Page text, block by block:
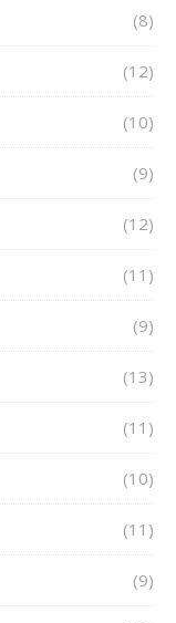
(8)
(12)
(10)
(9)
(12)
(11)
(9)
(13)
(11)
(10)
(11)
(9)